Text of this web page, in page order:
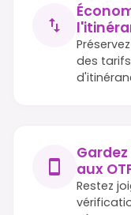
des
aux
Restez